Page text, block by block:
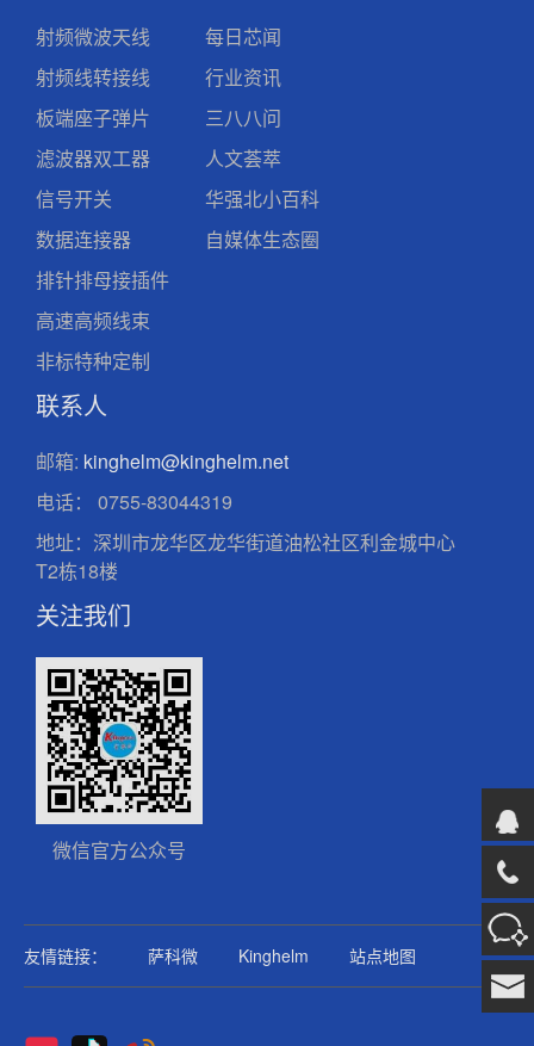
射频微波天线
射频线转接线
板端座子弹片
滤波器双工器
信号开关
数据连接器
排针排母接插件
高速高频线束
非标特种定制
每日芯闻
行业资讯
三八八问
人文荟萃
华强北小百科
自媒体生态圈
联系人
邮箱: kinghelm@kinghelm.net
电话：
0755-83044319
地址：深圳市龙华区龙华街道油松社区利金城中心
T2栋18楼
关注我们
微信官方公众号
友情链接： 萨科微 Kinghelm 站点地图